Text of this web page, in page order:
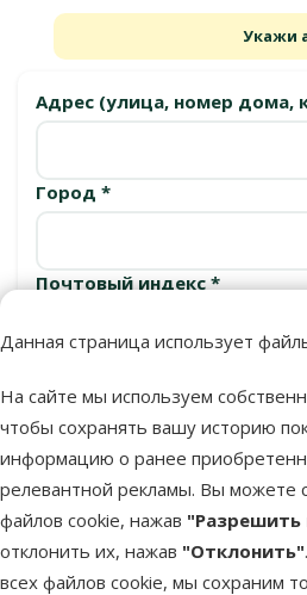
Данная страница использует
На сайте мы используем
чтобы сохранять вашу историю
информацию о ранее
релевантной рекламы. Вы можете
файлов cookie, нажав "Разрешить
отклонить их, нажав "Отклонить"
всех файлов cookie, мы сохраним
Укажи
Адрес (улица, номер дома,
Город *
Почтовый индекс *
LATVIJAS PASTS